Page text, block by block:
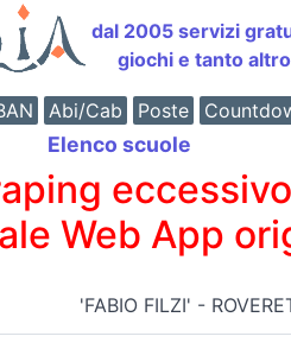
dal 2005 servizi
giochi e tanto altro
Abi/Cab Poste
Elenco scuole
Web App
'FABIO FILZI' -